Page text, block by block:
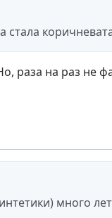
стала
раза на раз не
много